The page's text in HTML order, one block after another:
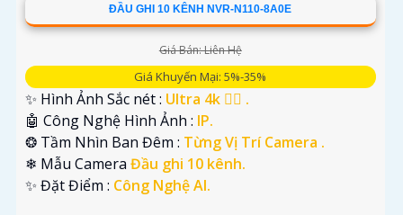
ĐẦU GHI 10 KÊNH NVR-N110-8A0E
Giá Bán: Liên Hệ
Giá Khuyến Mại: 5%-35%
✨ Hình Ảnh Sắc nét : Ultra 4k 👍🏾 .
🤖️ Công Nghệ Hình Ảnh : IP.
❂ Tầm Nhìn Ban Đêm : Từng Vị Trí Camera .
❄ Mẫu Camera Đầu ghi 10 kênh.
️✨ Đặt Điểm : Công Nghệ AI.